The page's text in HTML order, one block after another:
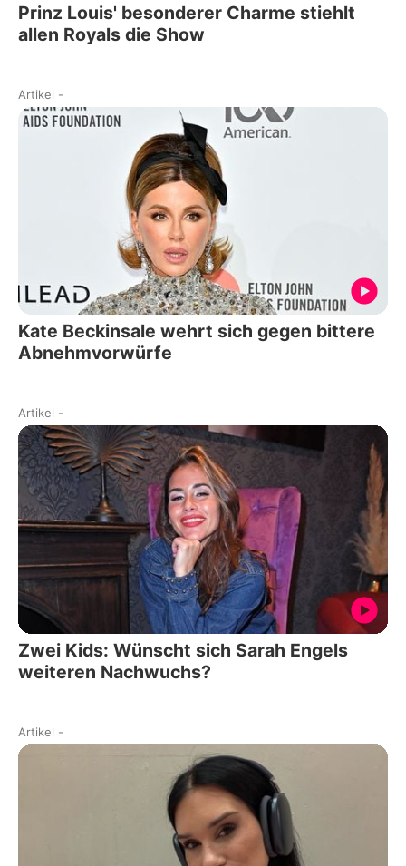
Prinz Louis' besonderer Charme stiehlt
allen Royals die Show
Artikel -
Kate Beckinsale wehrt sich gegen bittere
Abnehmvorwürfe
Artikel -
Zwei Kids: Wünscht sich Sarah Engels
weiteren Nachwuchs?
Artikel -